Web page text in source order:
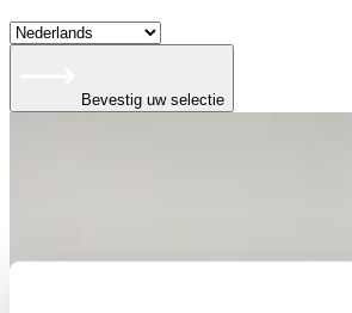
Bevestig uw selectie